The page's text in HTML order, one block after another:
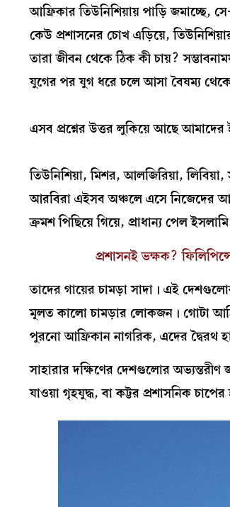
আফ্রিকার তিউনিশিয়ায় পাড়ি
কেউ প্রশাসনের চোখ এড়িয়ে,
তারা জীবন থেকে ঠিক কী চায়?
যুগের পর যুগ ধরে চলে আসা বৈষম্য
এসব প্রশ্নের উত্তর লুকিয়ে আছে আমাদের
তিউনিশিয়া, মিশর, আলজিরিয়া,
আরবিরা এইসব অঞ্চলে এসে নিজেদের
ক্রমশ পিছিয়ে গিয়ে, প্রাধান্য পেল
প্রশাসনই ভক্ষক?
তাদের গায়ের চামড়া সাদা। এই
মূলত কালো চামড়ার লোকজন। গোটা
পুরনো আফ্রিকান নাগরিক, এদের দ্বৈরথ
সাহারার দক্ষিণের দেশগুলোর
যাওয়া গৃহযুদ্ধ, বা কট্টর প্রশাসনিক